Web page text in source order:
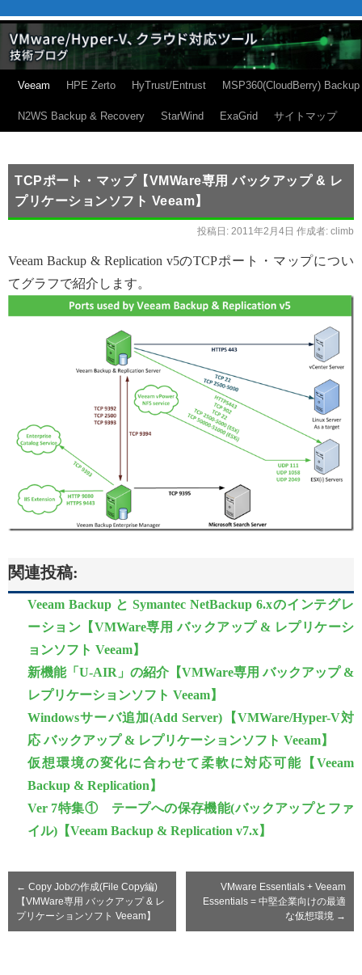
Veeam HPE Zerto HyTrust/Entrust MSP360(CloudBerry) Backup
N2WS Backup & Recovery StarWind ExaGrid サイトマップ
TCPポート・マップ【VMWare専用 バックアップ & レ
プリケーションソフト Veeam】
投稿日: 2011年2月4日 作成者: climb
Veeam Backup & Replication v5のTCPポート・マップについ
てグラフで紹介します。
関連投稿:
Veeam Backup と Symantec NetBackup 6.xのインテグレ
ーション【VMWare専用 バックアップ & レプリケーシ
ョンソフト Veeam】
新機能「U-AIR」の紹介【VMWare専用 バックアップ &
レプリケーションソフト Veeam】
Windowsサーバ追加(Add Server)【VMWare/Hyper-V対
応 バックアップ & レプリケーションソフト Veeam】
仮想環境の変化に合わせて柔軟に対応可能【Veeam
Backup & Replication】
Ver 7特集① テープへの保存機能(バックアップとファ
イル)【Veeam Backup & Replication v7.x】
← Copy Jobの作成(File Copy編)
【VMWare専用 バックアップ & レ
プリケーションソフト Veeam】
VMware Essentials + Veeam
Essentials = 中堅企業向けの最適
な仮想環境 →